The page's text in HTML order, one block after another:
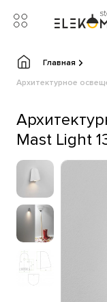
Главная
Архитектурное
Mast Light